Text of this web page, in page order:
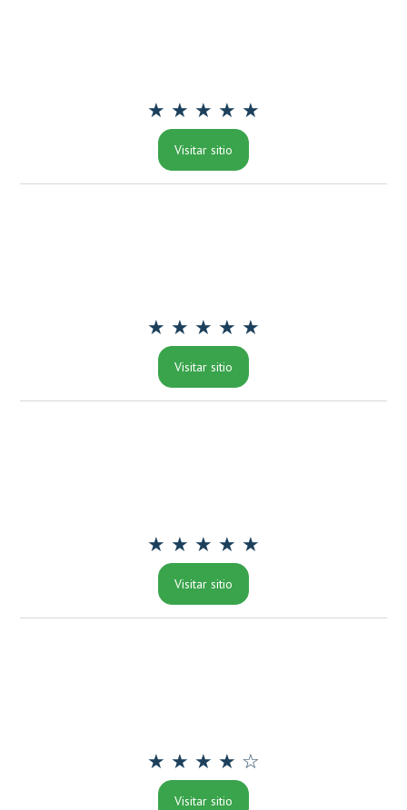
★ ★ ★ ★ ★
Visitar sitio
★ ★ ★ ★ ★
Visitar sitio
★ ★ ★ ★ ★
Visitar sitio
★ ★ ★ ★ ☆
Visitar sitio